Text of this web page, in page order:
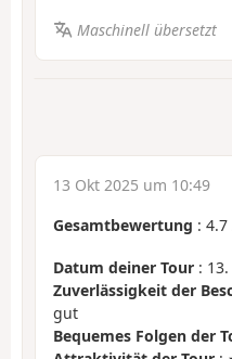
Maschinell übersetzt
13 Okt 2025 um 10:49
Gesamtbewertung : 4.7
Datum deiner Tour :
Zuverlässigkeit der
gut
Bequemes Folgen der